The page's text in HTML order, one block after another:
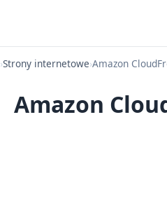
›Strony internetowe›Amazon
Amazon